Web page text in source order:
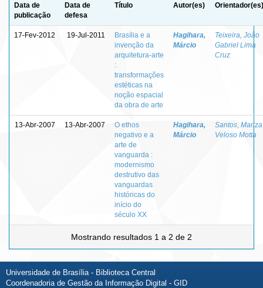
Data de
publicação
Data de
defesa
Título Autor(es) Orientador(es)
17-Fev-2012 19-Jul-2011
Brasília e a
invenção da
arquitetura-arte
:
transformações
estéticas na
noção espacial
da obra de arte
Hagihara,
Márcio
Teixeira, João
Gabriel Lima
Cruz
13-Abr-2007 13-Abr-2007
O ethos
negativo e a
arte de
vanguarda :
modernismo
destrutivo das
vanguardas
históricas do
início do
século XX
Hagihara,
Márcio
Santos, Mariza
Veloso Motta
Mostrando resultados 1 a 2 de 2
Universidade de Brasília - Biblioteca Central
Coordenadoria de Gestão da Informação Digital - GID